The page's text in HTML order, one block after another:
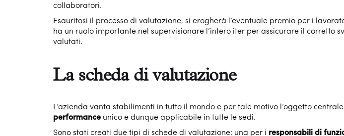
collaboratori.
Esauritosi il processo di valutazione, si erogherà l’eventuale premio per i
ha un ruolo importante nel supervisionare l’intero iter per assicurare il corretto
valutati.
La scheda di valutazione
L’azienda vanta stabilimenti in tutto il mondo e per tale motivo l’oggetto centrale
performance unico e dunque applicabile in tutte le sedi.
Sono stati creati due tipi di schede di valutazione: una per i responsabili di